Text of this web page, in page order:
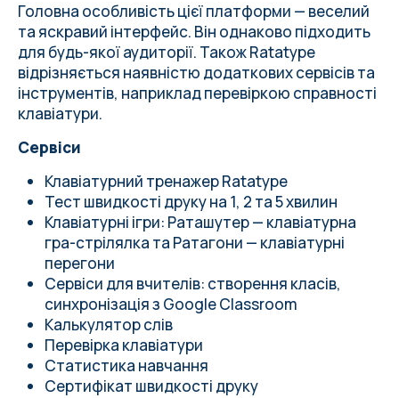
Головна особливість цієї платформи — веселий
та яскравий інтерфейс. Він однаково підходить
для будь-якої аудиторії. Також Ratatype
відрізняється наявністю додаткових сервісів та
інструментів, наприклад перевіркою справності
клавіатури.
Сервіси
Клавіатурний тренажер Ratatype
Тест швидкості друкуна 1, 2 та 5 хвилин
Клавіатурні ігри: Раташутер— клавіатурна
гра-стрілялка та Ратагони — клавіатурні
перегони
Сервіси для вчителів: створення класів,
синхронізація з Google Classroom
Калькулятор слів
Перевірка клавіатури
Статистика навчання
Сертифікат швидкості друку